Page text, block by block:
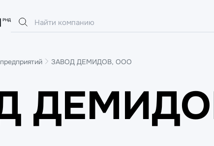
ЗАВОД ДЕМИДОВ, ООО